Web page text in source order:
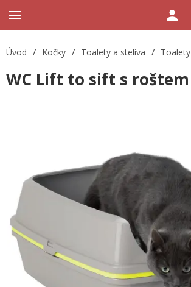
Úvod / Kočky / Toalety a steliva / Toalety
WC Lift to sift s roštem